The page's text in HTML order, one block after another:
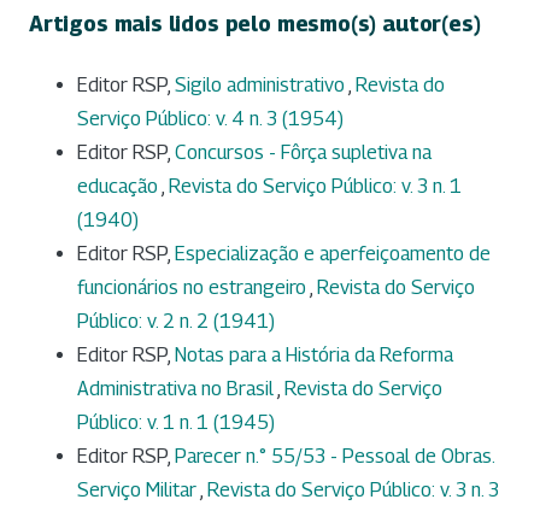
Artigos mais lidos pelo mesmo(s) autor(es)
Editor RSP, Sigilo administrativo , Revista do
Serviço Público: v. 4 n. 3 (1954)
Editor RSP, Concursos - Fôrça supletiva na
educação , Revista do Serviço Público: v. 3 n. 1
(1940)
Editor RSP, Especialização e aperfeiçoamento de
funcionários no estrangeiro , Revista do Serviço
Público: v. 2 n. 2 (1941)
Editor RSP, Notas para a História da Reforma
Administrativa no Brasil, Revista do Serviço
Público: v. 1 n. 1 (1945)
Editor RSP, Parecer n.° 55/53 - Pessoal de Obras.
Serviço Militar, Revista do Serviço Público: v. 3 n. 3